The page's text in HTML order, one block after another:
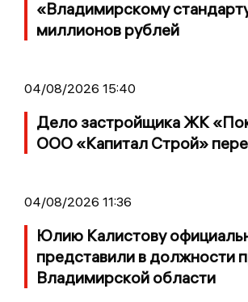
«Владимирскому
миллионов рублей
04/08/2026 15:40
Дело застройщика ЖК
ООО «Капитал Строй»
04/08/2026 11:36
Юлию Калистову
представили в должности
Владимирской области